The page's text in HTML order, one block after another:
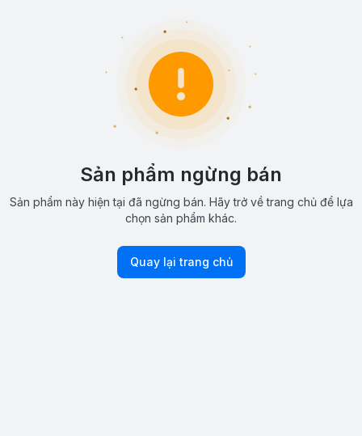
Sản phẩm ngừng bán
Sản phẩm này hiện tại đã ngừng bán. Hãy trở về trang chủ để lựa
chọn sản phẩm khác.
Quay lại trang chủ